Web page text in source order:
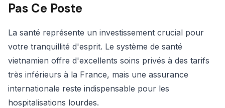
Pas Ce Poste
La santé représente un investissement crucial pour
votre tranquillité d'esprit. Le système de santé
vietnamien offre d'excellents soins privés à des tarifs
très inférieurs à la France, mais une assurance
internationale reste indispensable pour les
hospitalisations lourdes.